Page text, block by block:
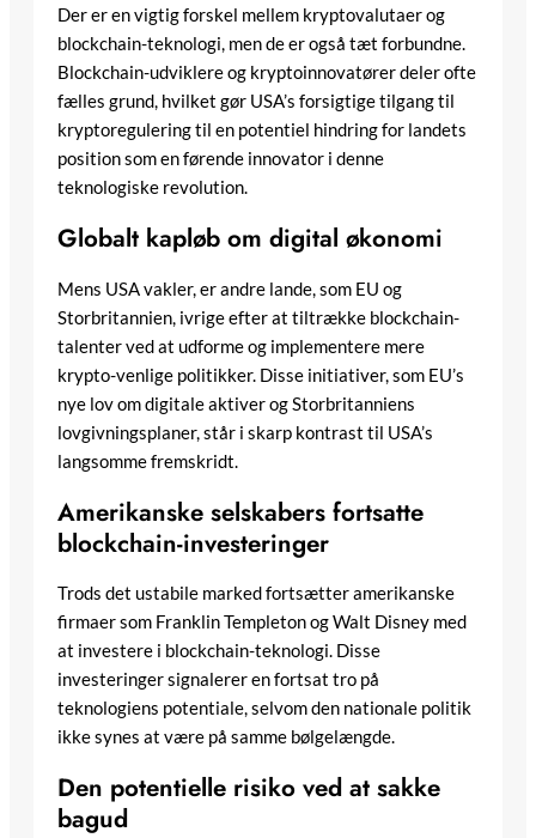
Der er en vigtig forskel mellem kryptovalutaer og
blockchain-teknologi, men de er også tæt forbundne.
Blockchain-udviklere og kryptoinnovatører deler ofte
fælles grund, hvilket gør USA’s forsigtige tilgang til
kryptoregulering til en potentiel hindring for landets
position som en førende innovator i denne
teknologiske revolution.
Globalt kapløb om digital økonomi
Mens USA vakler, er andre lande, som EU og
Storbritannien, ivrige efter at tiltrække blockchain-
talenter ved at udforme og implementere mere
krypto-venlige politikker. Disse initiativer, som EU’s
nye lov om digitale aktiver og Storbritanniens
lovgivningsplaner, står i skarp kontrast til USA’s
langsomme fremskridt.
Amerikanske selskabers fortsatte
blockchain-investeringer
Trods det ustabile marked fortsætter amerikanske
firmaer som Franklin Templeton og Walt Disney med
at investere i blockchain-teknologi. Disse
investeringer signalerer en fortsat tro på
teknologiens potentiale, selvom den nationale politik
ikke synes at være på samme bølgelængde.
Den potentielle risiko ved at sakke
bagud